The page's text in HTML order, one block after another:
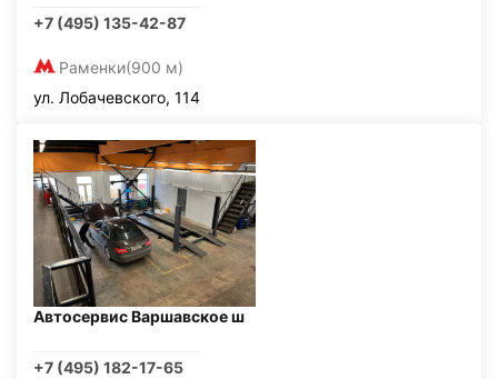
+7 (495) 135-42-87
Раменки(900 м)
ул. Лобачевского, 114
Автосервис Варшавское ш
+7 (495) 182-17-65